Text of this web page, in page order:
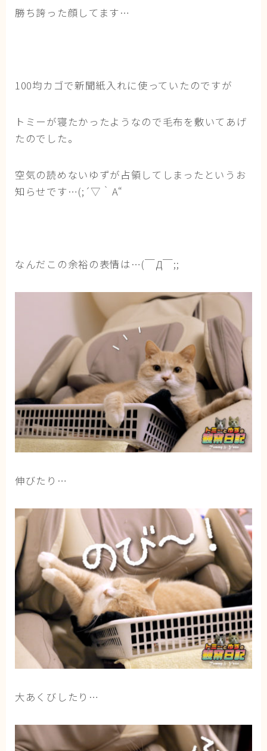
お役立ち情報（ねこに優しいインテリア、災害対
トミーとゆずの観察日記
プロフィール
勝ち誇った顔してます…
100均カゴで新聞紙入れに使っていたのですが
トミーが寝たかったようなので毛布を敷いてあげ
たのでした。
空気の読めないゆずが占領してしまったというお
知らせです…(;´▽｀A“
なんだこの余裕の表情は…(￣Д￣;;
伸びたり…
大あくびしたり…